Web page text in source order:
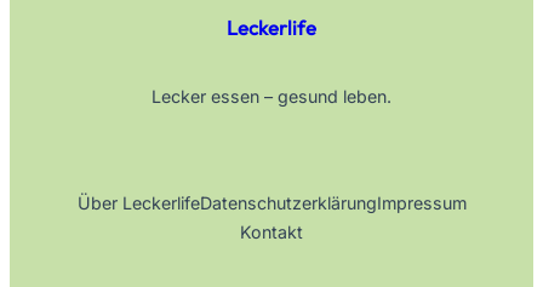
Leckerlife
Lecker essen – gesund leben.
Über LeckerlifeDatenschutzerklärungImpressum
Kontakt